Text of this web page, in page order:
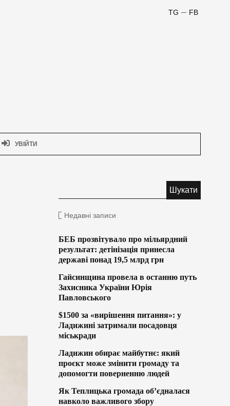
FB
TG
УВІЙТИ
Недавні записи
БЕБ прозвітувало про мільярдний
результат: детінізація принесла
державі понад 19,5 млрд грн
Гайсинщина провела в останню путь
Захисника України Юрія
Павловського
$1500 за «вирішення питання»: у
Ладижині затримали посадовця
міськради
Ладижин обирає майбутнє: який
проєкт може змінити громаду та
допомогти поверненню людей
Як Теплицька громада об’єдналася
навколо важливого збору